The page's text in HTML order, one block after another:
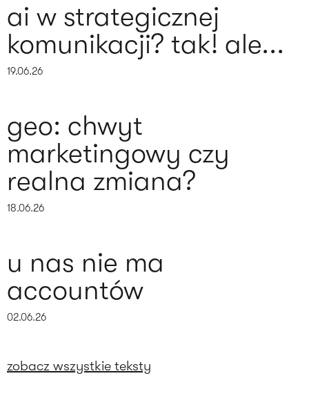
ai w strategicznej
komunikacji? tak! ale...
19.06.26
geo: chwyt
marketingowy czy
realna zmiana?
18.06.26
u nas nie ma
accountów
02.06.26
zobacz wszystkie teksty